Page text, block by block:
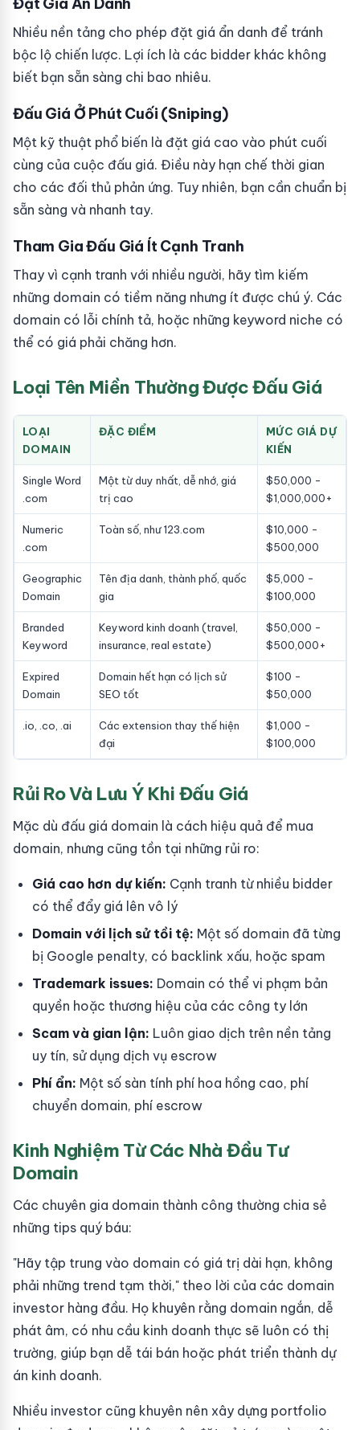
Nhiều nền tảng cho phép đặt giá ẩn danh để tránh
bộc lộ chiến lược. Lợi ích là các bidder khác không
biết bạn sẵn sàng chi bao nhiêu.
Đấu Giá Ở Phút Cuối (Sniping)
Một kỹ thuật phổ biến là đặt giá cao vào phút cuối
cùng của cuộc đấu giá. Điều này hạn chế thời gian
cho các đối thủ phản ứng. Tuy nhiên, bạn cần chuẩn bị
sẵn sàng và nhanh tay.
Tham Gia Đấu Giá Ít Cạnh Tranh
Thay vì cạnh tranh với nhiều người, hãy tìm kiếm
những domain có tiềm năng nhưng ít được chú ý. Các
domain có lỗi chính tả, hoặc những keyword niche có
thể có giá phải chăng hơn.
Loại Tên Miền Thường Được Đấu Giá
LOẠI
DOMAIN
ĐẶC ĐIỂM
MỨC GIÁ DỰ
KIẾN
Single Word
.com
Một từ duy nhất, dễ nhớ, giá
trị cao
$50,000 -
$1,000,000+
Numeric
.com
Toàn số, như 123.com
$10,000 -
$500,000
Geographic
Domain
Tên địa danh, thành phố, quốc
gia
$5,000 -
$100,000
Branded
Keyword
Keyword kinh doanh (travel,
insurance, real estate)
$50,000 -
$500,000+
Expired
Domain
Domain hết hạn có lịch sử
SEO tốt
$100 -
$50,000
.io, .co, .ai
Các extension thay thế hiện
đại
$1,000 -
$100,000
Rủi Ro Và Lưu Ý Khi Đấu Giá
Mặc dù đấu giá domain là cách hiệu quả để mua
domain, nhưng cũng tồn tại những rủi ro:
Giá cao hơn dự kiến: Cạnh tranh từ nhiều bidder
có thể đẩy giá lên vô lý
Domain với lịch sử tồi tệ: Một số domain đã từng
bị Google penalty, có backlink xấu, hoặc spam
Trademark issues: Domain có thể vi phạm bản
quyền hoặc thương hiệu của các công ty lớn
Scam và gian lận: Luôn giao dịch trên nền tảng
uy tín, sử dụng dịch vụ escrow
Phí ẩn: Một số sàn tính phí hoa hồng cao, phí
chuyển domain, phí escrow
Kinh Nghiệm Từ Các Nhà Đầu Tư
Domain
Các chuyên gia domain thành công thường chia sẻ
những tips quý báu:
"Hãy tập trung vào domain có giá trị dài hạn, không
phải những trend tạm thời," theo lời của các domain
investor hàng đầu. Họ khuyên rằng domain ngắn, dễ
phát âm, có nhu cầu kinh doanh thực sẽ luôn có thị
trường, giúp bạn dễ tái bán hoặc phát triển thành dự
án kinh doanh.
Nhiều investor cũng khuyên nên xây dựng portfolio